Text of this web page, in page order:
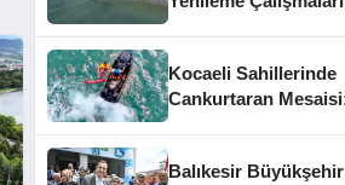
Kocaeli Sahillerinde
Cankurtaran
Balıkesir